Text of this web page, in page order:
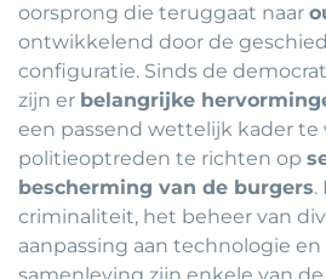
oorsprong die teruggaat naar
ontwikkelend door de
configuratie. Sinds de
zijn er belangrijke
een passend wettelijk kader te
politieoptreden te richten op
bescherming van de burgers.
criminaliteit, het beheer van
aanpassing aan technologie